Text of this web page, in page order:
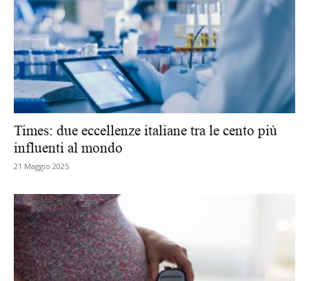
Times: due eccellenze italiane tra le cento più
influenti al mondo
21 Maggio 2025